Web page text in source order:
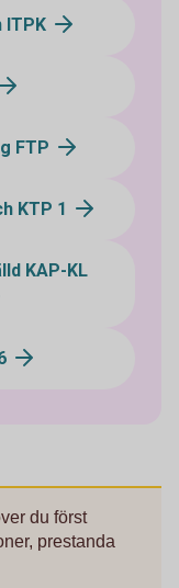
ITPK
FTP
KTP 1
KAP-KL
du först
prestanda